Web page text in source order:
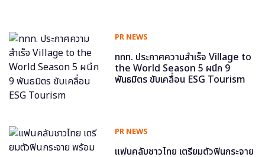
PR NEWS
ททท. ประกาศความสำเร็จ Village to
the World Season 5 ผนึก 9
พันธมิตร ขับเคลื่อน ESG Tourism
PR NEWS
แฟนคลับชาวไทย เตรียมตัวฟินกระจาย